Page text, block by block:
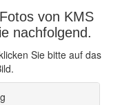
von KMS
nachfolgend.
Sie bitte auf das